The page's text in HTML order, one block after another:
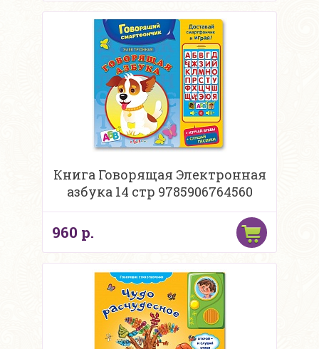
Книга Говорящая Электронная
азбука 14 стр 9785906764560
960 р.